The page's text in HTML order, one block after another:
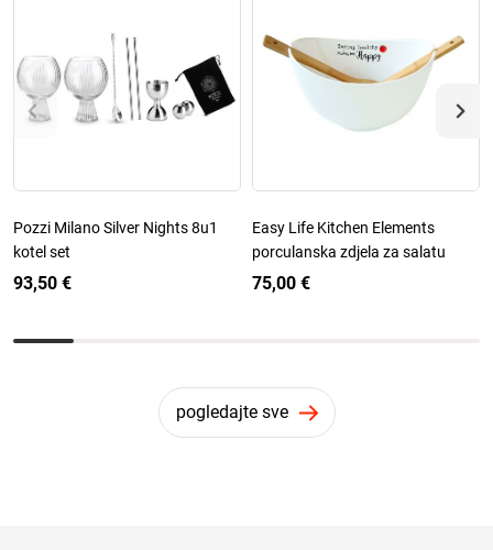
Pozzi Milano Silver Nights 8u1
kotel set
93,50 €
Easy Life Kitchen Elements
porculanska zdjela za salatu
75,00 €
pogledajte sve